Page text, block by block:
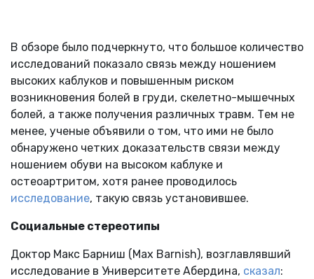
В обзоре было подчеркнуто, что большое количество
исследований показало связь между ношением
высоких каблуков и повышенным риском
возникновения болей в груди, скелетно-мышечных
болей, а также получения различных травм. Тем не
менее, ученые объявили о том, что ими не было
обнаружено четких доказательств связи между
ношением обуви на высоком каблуке и
остеоартритом, хотя ранее проводилось
исследование, такую связь установившее.
Социальные стереотипы
Доктор Макс Барниш (Max Barnish), возглавлявший
исследование в Университете Абердина, сказал: